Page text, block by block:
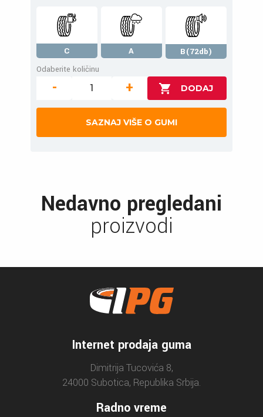
C A
B(72db)
Odaberite količinu
- +
SAZNAJ VIŠE O GUMI
Nedavno pregledani
proizvodi
Internet prodaja guma
Dimitrija Tucovića 8,
24000 Subotica, Republika Srbija.
Radno vreme